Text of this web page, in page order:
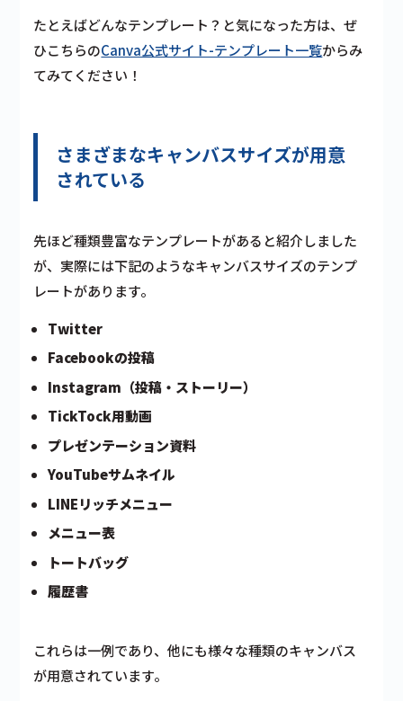
たとえばどんなテンプレート？と気になった方は、ぜ
ひこちらのCanva公式サイト-テンプレート一覧からみ
てみてください！
さまざまなキャンバスサイズが用意
されている
先ほど種類豊富なテンプレートがあると紹介しました
が、実際には下記のようなキャンバスサイズのテンプ
レートがあります。
Twitter
Facebookの投稿
Instagram（投稿・ストーリー）
TickTock用動画
プレゼンテーション資料
YouTubeサムネイル
LINEリッチメニュー
メニュー表
トートバッグ
履歴書
これらは一例であり、他にも様々な種類のキャンバス
が用意されています。